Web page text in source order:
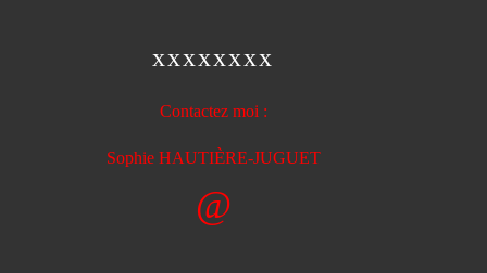
xxxxxxxx
Contactez moi :
Sophie HAUTIÈRE-JUGUET
@